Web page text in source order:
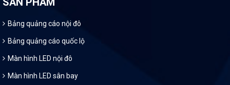
Bảng quảng cáo nội đô
Bảng quảng cáo quốc lộ
Màn hình LED nội đô
Màn hình LED sân bay